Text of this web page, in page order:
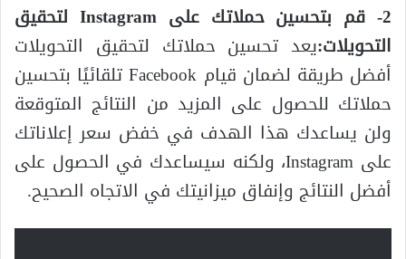
2- قم بتحسين حملاتك على Instagram لتحقيق
التحويلات:يعد تحسين حملاتك لتحقيق التحويلات
أفضل طريقة لضمان قيام Facebook تلقائيًا بتحسين
حملاتك للحصول على المزيد من النتائج المتوقعة
ولن يساعدك هذا الهدف في خفض سعر إعلاناتك
على Instagram، ولكنه سيساعدك في الحصول على
أفضل النتائج وإنفاق ميزانيتك في الاتجاه الصحيح.